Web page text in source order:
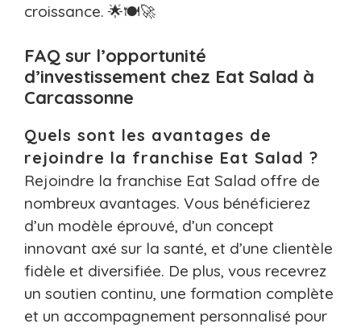
croissance. 🌟🍽️🚀
FAQ sur l’opportunité
d’investissement chez Eat Salad à
Carcassonne
Quels sont les avantages de
rejoindre la franchise Eat Salad ?
Rejoindre la franchise Eat Salad offre de
nombreux avantages. Vous bénéficierez
d’un modèle éprouvé, d’un concept
innovant axé sur la santé, et d’une clientèle
fidèle et diversifiée. De plus, vous recevrez
un soutien continu, une formation complète
et un accompagnement personnalisé pour